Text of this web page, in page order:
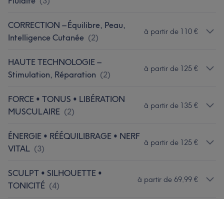
CORRECTION – Équilibre, Peau,
Intelligence Cutanée (2)
à partir de 110 €
HAUTE TECHNOLOGIE –
Stimulation, Réparation (2)
à partir de 125 €
FORCE • TONUS • LIBÉRATION
MUSCULAIRE (2)
à partir de 135 €
ÉNERGIE • RÉÉQUILIBRAGE • NERF
VITAL (3)
à partir de 125 €
SCULPT • SILHOUETTE •
TONICITÉ (4)
à partir de 69,99 €